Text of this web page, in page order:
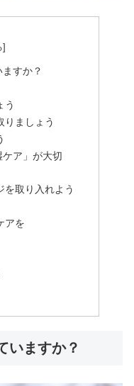
すか？
う
りましょう
ア」が大切
を取り入れよう
アを
いますか？